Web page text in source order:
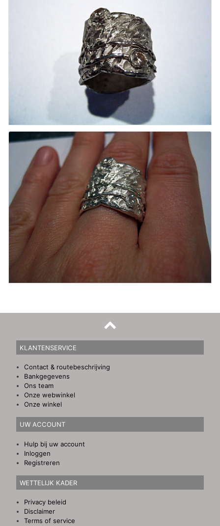
KLANTENSERVICE
Contact & routebeschrijving
Bankgegevens
Ons team
Onze webwinkel
Onze winkel
UW ACCOUNT
Hulp bij uw account
Inloggen
Registreren
WETTELIJK KADER
Privacy beleid
Disclaimer
Terms of service